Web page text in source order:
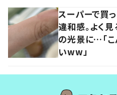
スーパーで買
違和感。よく
の光景に…「こ
いww」